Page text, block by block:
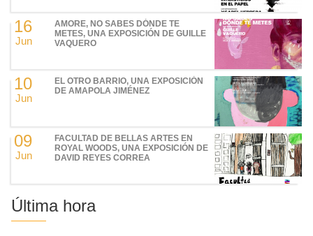
16
Jun
AMORE, NO SABES DÓNDE TE
METES, UNA EXPOSICIÓN DE GUILLE
VAQUERO
10
Jun
EL OTRO BARRIO, UNA EXPOSICIÓN
DE AMAPOLA JIMÉNEZ
09
Jun
FACULTAD DE BELLAS ARTES EN
ROYAL WOODS, UNA EXPOSICIÓN DE
DAVID REYES CORREA
Última hora